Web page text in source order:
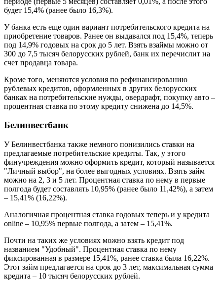
будет 15,4% (ранее было 16,3%).
У банка есть еще один вариант потребительского кредита на
приобретение товаров. Ранее он выдавался под 15,4%, теперь
под 14,9% годовых на срок до 5 лет. Взять взаймы можно от
300 до 7,5 тысяч белорусских рублей, банк их перечислит на
счет продавца товара.
Кроме того, меняются условия по рефинансированию
рублевых кредитов, оформленных в других белорусских
банках на потребительские нужды, овердрафт, покупку авто –
процентная ставка по этому кредиту снижена до 14,5%.
Белинвестбанк
У Белинвестбанка также немного понизились ставки на
предлагаемые потребительские кредиты. Так, у этого
финучреждения можно оформить кредит, который называется
"Личный выбор", на более выгодных условиях. Взять займ
можно на 2, 3 и 5 лет. Процентная ставка по нему в первые
полгода будет составлять 10,95% (ранее было 11,42%), а затем
– 15,41% (16,22%).
Аналогичная процентная ставка годовых теперь и у кредита
online – 10,95% первые полгода, а затем – 15,41%.
Почти на таких же условиях можно взять кредит под
названием "Удобный". Процентная ставка по нему
фиксированная в размере 15,41%, ранее ставка была 16,22%.
Этот займ предлагается на срок до 3 лет, максимальная сумма
кредита – 10 тысяч белорусских рублей.